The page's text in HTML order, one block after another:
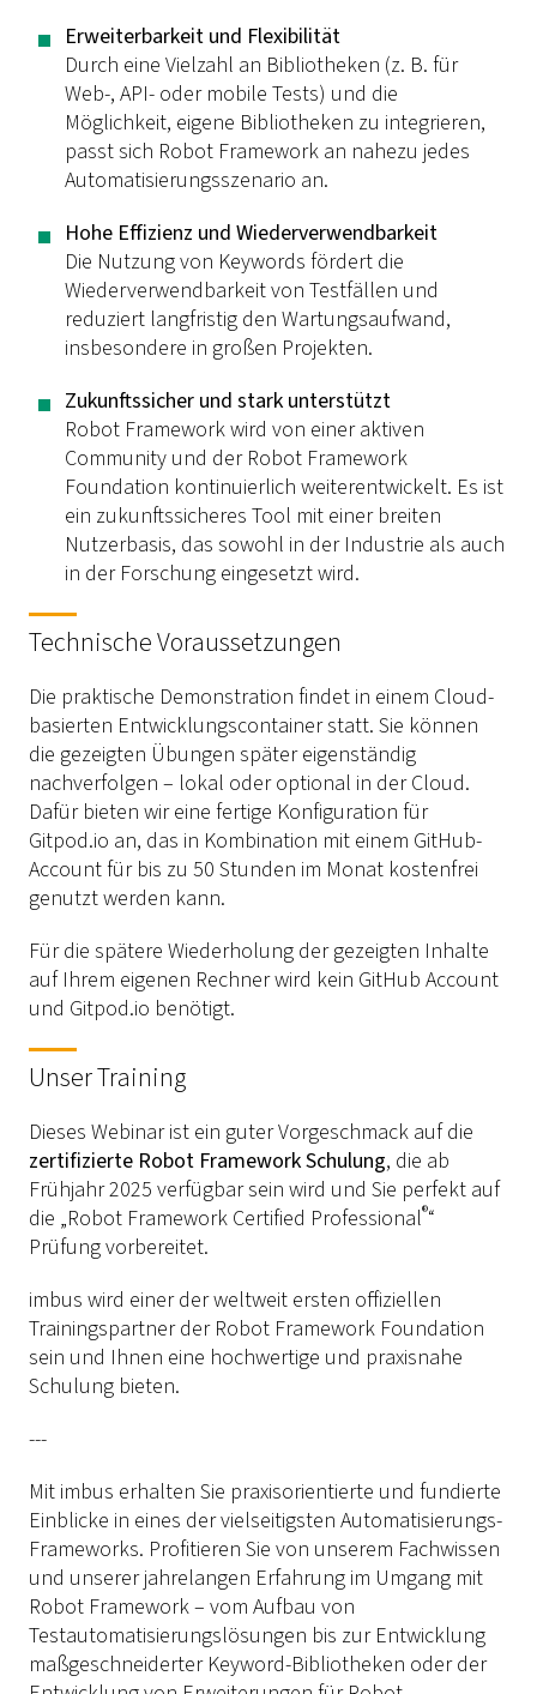
Erweiterbarkeit und Flexibilität
Durch eine Vielzahl an Bibliotheken (z. B. für
Web-, API- oder mobile Tests) und die
Möglichkeit, eigene Bibliotheken zu integrieren,
passt sich Robot Framework an nahezu jedes
Automatisierungsszenario an.
Hohe Effizienz und Wiederverwendbarkeit
Die Nutzung von Keywords fördert die
Wiederverwendbarkeit von Testfällen und
reduziert langfristig den Wartungsaufwand,
insbesondere in großen Projekten.
Zukunftssicher und stark unterstützt
Robot Framework wird von einer aktiven
Community und der Robot Framework
Foundation kontinuierlich weiterentwickelt. Es ist
ein zukunftssicheres Tool mit einer breiten
Nutzerbasis, das sowohl in der Industrie als auch
in der Forschung eingesetzt wird.
Technische Voraussetzungen
Die praktische Demonstration findet in einem Cloud-
basierten Entwicklungscontainer statt. Sie können
die gezeigten Übungen später eigenständig
nachverfolgen – lokal oder optional in der Cloud.
Dafür bieten wir eine fertige Konfiguration für
Gitpod.io an, das in Kombination mit einem GitHub-
Account für bis zu 50 Stunden im Monat kostenfrei
genutzt werden kann.
Für die spätere Wiederholung der gezeigten Inhalte
auf Ihrem eigenen Rechner wird kein GitHub Account
und Gitpod.io benötigt.
Unser Training
Dieses Webinar ist ein guter Vorgeschmack auf die
zertifizierte Robot Framework Schulung, die ab
Frühjahr 2025 verfügbar sein wird und Sie perfekt auf
die „Robot Framework Certified Professional®“
Prüfung vorbereitet.
imbus wird einer der weltweit ersten offiziellen
Trainingspartner der Robot Framework Foundation
sein und Ihnen eine hochwertige und praxisnahe
Schulung bieten.
---
Mit imbus erhalten Sie praxisorientierte und fundierte
Einblicke in eines der vielseitigsten Automatisierungs-
Frameworks. Profitieren Sie von unserem Fachwissen
und unserer jahrelangen Erfahrung im Umgang mit
Robot Framework – vom Aufbau von
Testautomatisierungslösungen bis zur Entwicklung
maßgeschneiderter Keyword-Bibliotheken oder der